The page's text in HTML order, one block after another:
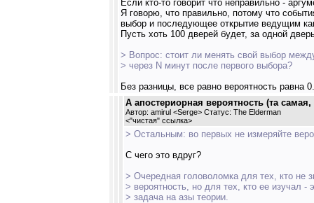
Если кто-то говорит что неправильно -
Я говорю, что правильно, потому что
выбор и последующее открытие ведущим
Пусть хоть 100 дверей будет, за одной
> Вопрос: стоит ли менять свой выбор
> через N минут после первого выбора?
Без разницы, все равно вероятность равна
А апостериорная вероятность (та
Автор: amirul <Serge> Статус: The Elderman
<"чистая" ссылка>
> Остальным: во первых не измеряйте
С чего это вдруг?
> Очередная головоломка для тех, кто не
> вероятность, но для тех, кто ее изучал -
> задача на азы теории.